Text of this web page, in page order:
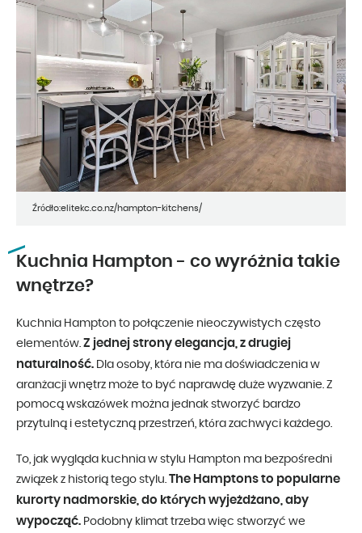
Źródło:elitekc.co.nz/hampton-kitchens/
Kuchnia Hampton - co wyróżnia takie
wnętrze?
Kuchnia Hampton to połączenie nieoczywistych często
elementów. Z jednej strony elegancja, z drugiej
naturalność. Dla osoby, która nie ma doświadczenia w
aranżacji wnętrz może to być naprawdę duże wyzwanie. Z
pomocą wskazówek można jednak stworzyć bardzo
przytulną i estetyczną przestrzeń, która zachwyci każdego.
To, jak wygląda kuchnia w stylu Hampton ma bezpośredni
związek z historią tego stylu. The Hamptons to popularne
kurorty nadmorskie, do których wyjeżdżano, aby
wypocząć. Podobny klimat trzeba więc stworzyć we